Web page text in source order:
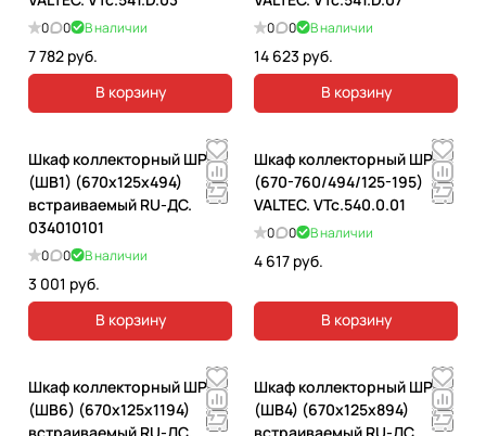
0 0 В наличии
7 782 руб.
В корзину
0 0 В наличии
14 623 руб.
В корзину
Шкаф коллекторный ШРВ1
(ШВ1) (670х125х494)
встраиваемый RU-ДС.
034010101
0 0 В наличии
3 001 руб.
В корзину
Шкаф коллекторный ШРВ1
(670-760/494/125-195)
VALTEC. VTc.540.0.01
0 0 В наличии
4 617 руб.
В корзину
Шкаф коллекторный ШРВ6
(ШВ6) (670х125х1194)
Шкаф коллекторный ШРВ4
(ШВ4) (670х125х894)